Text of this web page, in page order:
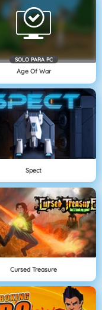
SOLO PARA PC
Age Of War
Spect
Cursed Treasure